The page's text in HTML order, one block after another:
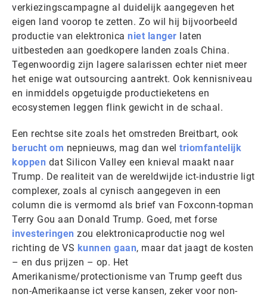
verkiezingscampagne al duidelijk aangegeven het
eigen land voorop te zetten. Zo wil hij bijvoorbeeld
productie van elektronica niet langer laten
uitbesteden aan goedkopere landen zoals China.
Tegenwoordig zijn lagere salarissen echter niet meer
het enige wat outsourcing aantrekt. Ook kennisniveau
en inmiddels opgetuigde productieketens en
ecosystemen leggen flink gewicht in de schaal.
Een rechtse site zoals het omstreden Breitbart, ook
berucht om nepnieuws, mag dan wel triomfantelijk
koppen dat Silicon Valley een knieval maakt naar
Trump. De realiteit van de wereldwijde ict-industrie ligt
complexer, zoals al cynisch aangegeven in een
column die is vermomd als brief van Foxconn-topman
Terry Gou aan Donald Trump. Goed, met forse
investeringen zou elektronicaproductie nog wel
richting de VS kunnen gaan, maar dat jaagt de kosten
– en dus prijzen – op. Het
Amerikanisme/protectionisme van Trump geeft dus
non-Amerikaanse ict verse kansen, zeker voor non-